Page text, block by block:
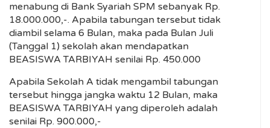
menabung di Bank Syariah SPM sebanyak Rp.
18.000.000,-. Apabila tabungan tersebut tidak
diambil selama 6 Bulan, maka pada Bulan Juli
(Tanggal 1) sekolah akan mendapatkan
BEASISWA TARBIYAH senilai Rp. 450.000
Apabila Sekolah A tidak mengambil tabungan
tersebut hingga jangka waktu 12 Bulan, maka
BEASISWA TARBIYAH yang diperoleh adalah
senilai Rp. 900.000,-